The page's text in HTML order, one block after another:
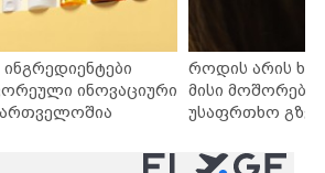
ინოვაციური
როდის არის
მისი
უსაფრთხო